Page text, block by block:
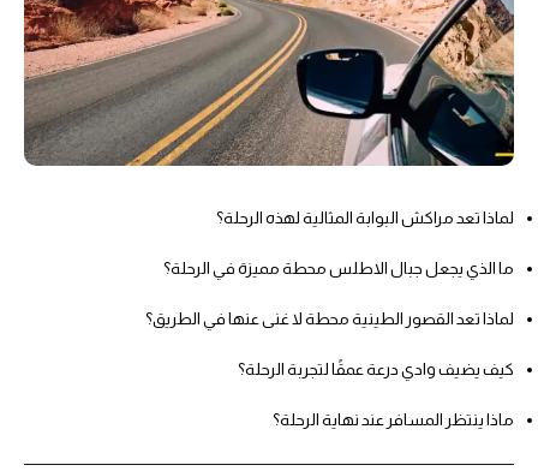
لماذا تعد مراكش البوابة المثالية لهذه الرحلة؟
ما الذي يجعل جبال الاطلس محطة مميزة في الرحلة؟
لماذا تعد القصور الطينية محطة لا غنى عنها في الطريق؟
كيف يضيف وادي درعة عمقًا لتجربة الرحلة؟
ماذا ينتظر المسافر عند نهاية الرحلة؟